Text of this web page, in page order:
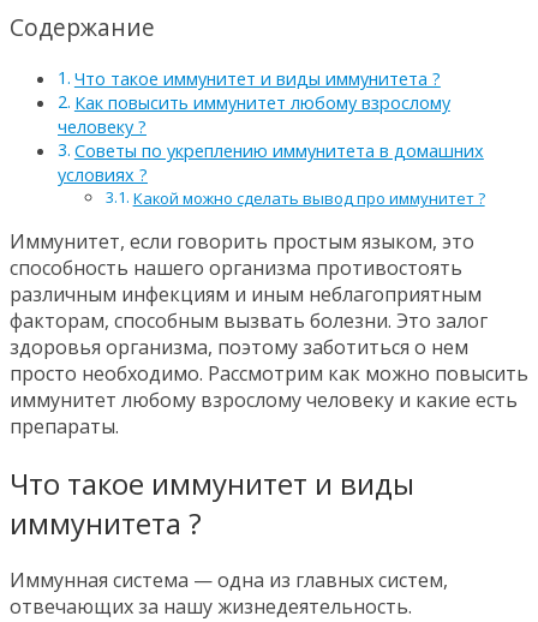
Содержание
Что такое иммунитет и виды иммунитета ?
Как повысить иммунитет любому взрослому
человеку ?
Советы по укреплению иммунитета в домашних
условиях ?
Какой можно сделать вывод про иммунитет ?
Иммунитет, если говорить простым языком, это
способность нашего организма противостоять
различным инфекциям и иным неблагоприятным
факторам, способным вызвать болезни. Это залог
здоровья организма, поэтому заботиться о нем
просто необходимо. Рассмотрим как можно повысить
иммунитет любому взрослому человеку и какие есть
препараты.
Что такое иммунитет и виды
иммунитета ?
Иммунная система — одна из главных систем,
отвечающих за нашу жизнедеятельность.